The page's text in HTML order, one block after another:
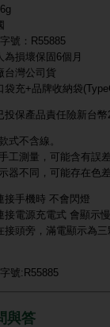
號：R55885
為損壞保固6個月
台灣公司貨
袋充+品牌收納袋
投保產品責任險新台
式不含線。
工測量，可能含有誤
器不同，可能存在色
接手機時 不會閃燈
接電源充電式 會顯示
接頭旁，滿電顯示為
號:R55885
與答